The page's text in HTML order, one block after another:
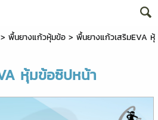
พื้นยางแก้วหุ้มข้อ> พื้นยางแก้วเสริมEVA หุ้
หุ้มข้อซิปหน้า